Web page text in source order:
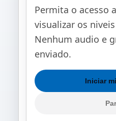
Permita o acesso
visualizar os
Nenhum audio e
enviado.
Iniciar